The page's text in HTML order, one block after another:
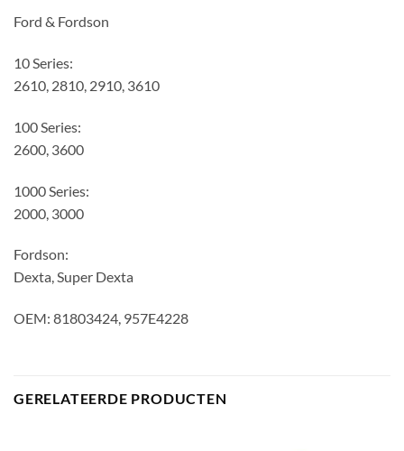
Ford & Fordson
10 Series:
2610, 2810, 2910, 3610
100 Series:
2600, 3600
1000 Series:
2000, 3000
Fordson:
Dexta, Super Dexta
OEM: 81803424, 957E4228
GERELATEERDE PRODUCTEN